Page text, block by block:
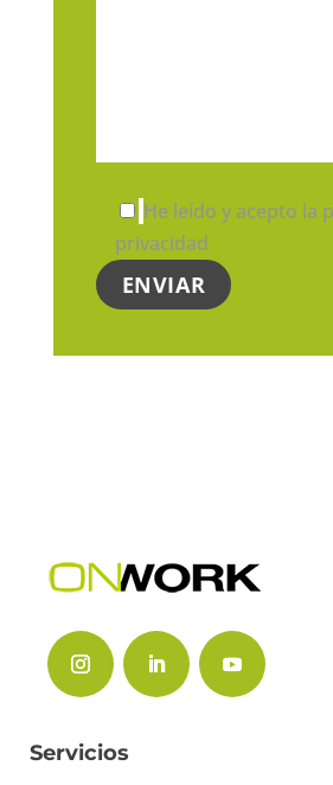
He leído y acepto la
privacidad
Servicios